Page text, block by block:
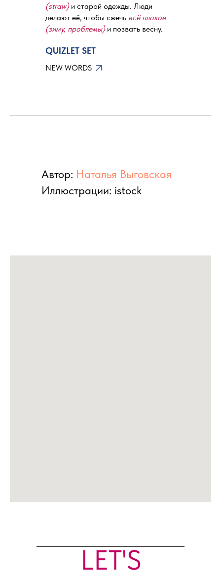
(straw)и старой одежды. Люди
делают её, чтобы сжечь всё плохое
(зиму, проблемы)и позвать весну.
QUIZLET SET
NEW WORDS
Автор: Наталья Выговская
Иллюстрации: istock
LET'S